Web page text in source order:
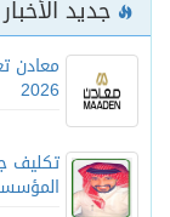
جديد الأخبار
معادن
2026
تكليف